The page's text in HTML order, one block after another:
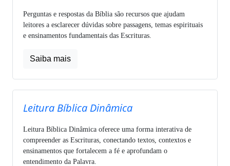
Perguntas e respostas da Bíblia são recursos que ajudam
leitores a esclarecer dúvidas sobre passagens, temas espirituais
e ensinamentos fundamentais das Escrituras.
Saiba mais
Leitura Bíblica Dinâmica
Leitura Bíblica Dinâmica oferece uma forma interativa de
compreender as Escrituras, conectando textos, contextos e
ensinamentos que fortalecem a fé e aprofundam o
entendimento da Palavra.